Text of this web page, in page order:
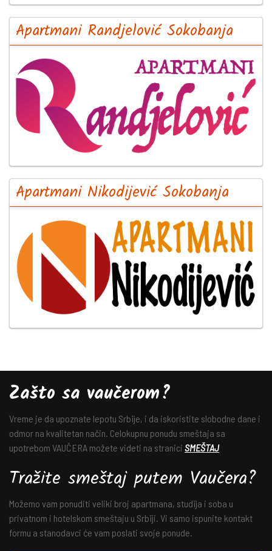
Apartmani Randjelović Sokobanja
Apartmani Nikodijević Sokobanja
Zašto sa vaučerom?
Vreme je da upoznate lepotu Srbije, i da iskoristite slobodne dane i
odmor na kvalitetan način. Celokupnu ponudu smeštaja sa
upotrebom VAUČERA možete videti na stranici SMEŠTAJ
Tražite smeštaj putem Vaučera?
Možemo vam ponuditi veliki broj apartmana, studija i soba u
privatnom i hotelskom smeštaju u Srbiji. Vi samo ispunite kontakt
formu a stanodavci će vam poslati svoje ponude.